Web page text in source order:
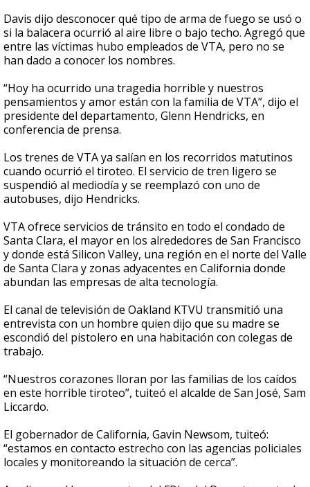
Davis dijo desconocer qué tipo de arma de fuego se usó o
si la balacera ocurrió al aire libre o bajo techo. Agregó que
entre las víctimas hubo empleados de VTA, pero no se
han dado a conocer los nombres.
“Hoy ha ocurrido una tragedia horrible y nuestros
pensamientos y amor están con la familia de VTA”, dijo el
presidente del departamento, Glenn Hendricks, en
conferencia de prensa.
Los trenes de VTA ya salían en los recorridos matutinos
cuando ocurrió el tiroteo. El servicio de tren ligero se
suspendió al mediodía y se reemplazó con uno de
autobuses, dijo Hendricks.
VTA ofrece servicios de tránsito en todo el condado de
Santa Clara, el mayor en los alrededores de San Francisco
y donde está Silicon Valley, una región en el norte del Valle
de Santa Clara y zonas adyacentes en California donde
abundan las empresas de alta tecnología.
El canal de televisión de Oakland KTVU transmitió una
entrevista con un hombre quien dijo que su madre se
escondió del pistolero en una habitación con colegas de
trabajo.
“Nuestros corazones lloran por las familias de los caídos
en este horrible tiroteo”, tuiteó el alcalde de San José, Sam
Liccardo.
El gobernador de California, Gavin Newsom, tuiteó:
“estamos en contacto estrecho con las agencias policiales
locales y monitoreando la situación de cerca”.